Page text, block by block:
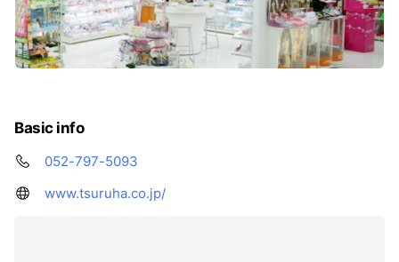
Basic info
052-797-5093
www.tsuruha.co.jp/